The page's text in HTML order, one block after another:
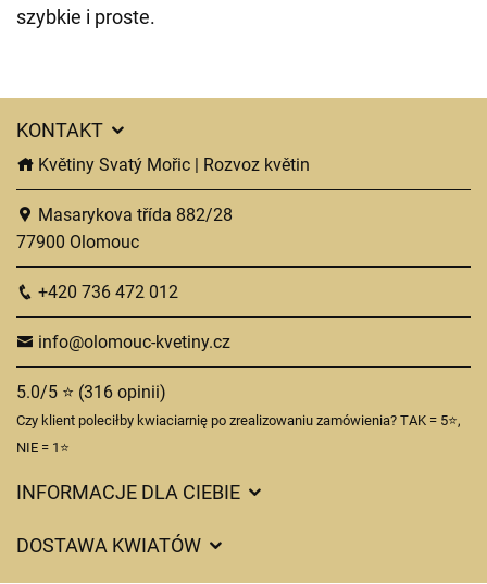
szybkie i proste.
KONTAKT
Květiny Svatý Mořic | Rozvoz květin
Masarykova třída 882/28
77900 Olomouc
+420 736 472 012
info@olomouc-kvetiny.cz
5.0/5 ⭐ (316 opinii)
Czy klient poleciłby kwiaciarnię po zrealizowaniu zamówienia? TAK = 5⭐,
NIE = 1⭐
INFORMACJE DLA CIEBIE
DOSTAWA KWIATÓW